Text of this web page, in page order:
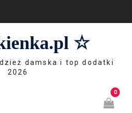
☆
damska i top dodatki
2026
0